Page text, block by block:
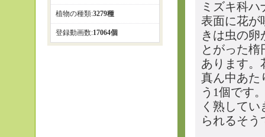
ミズキ科
表面に花が
きは虫の
とがった
あります。
真ん中あた
う1個です
く熟して
られるそう
植物の種類:3279種
登録動画数:17064個